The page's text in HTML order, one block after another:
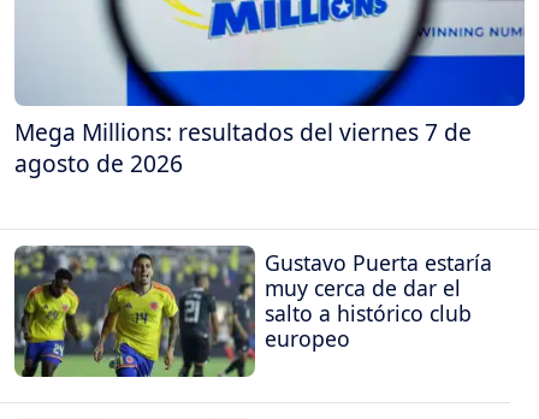
Mega Millions: resultados del viernes 7 de
agosto de 2026
Gustavo Puerta estaría
muy cerca de dar el
salto a histórico club
europeo